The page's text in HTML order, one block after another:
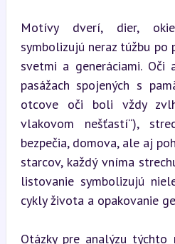
Motívy dverí, dier,
symbolizujú neraz túžbu po
svetmi a generáciami.
pasážach spojených s
otcove oči boli vždy
vlakovom nešťastí“),
bezpečia, domova, ale aj
starcov, každý vníma
listovanie symbolizujú
cykly života a opakovanie
Otázky pre analýzu